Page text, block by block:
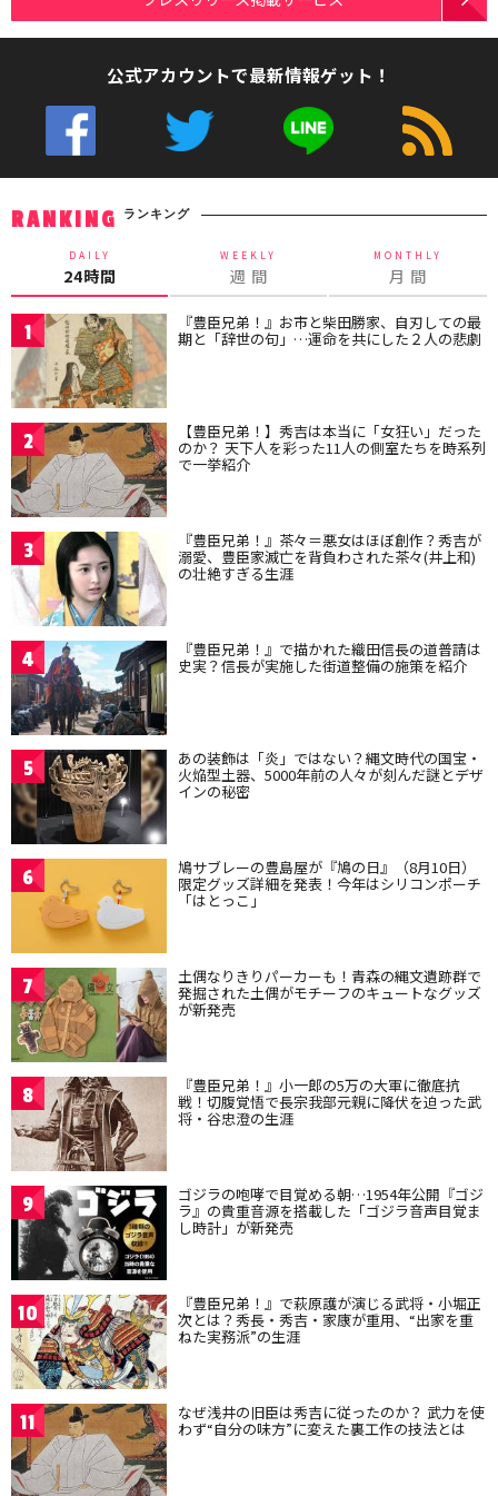
公式アカウントで最新情報ゲット！
RANKING ランキング
DAILY
24時間
WEEKLY
週 間
MONTHLY
月 間
1 『豊臣兄弟！』お市と柴田勝家、自刃しての最
期と「辞世の句」…運命を共にした２人の悲劇
2 【豊臣兄弟！】秀吉は本当に「女狂い」だった
のか？ 天下人を彩った11人の側室たちを時系列
で一挙紹介
3 『豊臣兄弟！』茶々＝悪女はほぼ創作？秀吉が
溺愛、豊臣家滅亡を背負わされた茶々(井上和)
の壮絶すぎる生涯
4 『豊臣兄弟！』で描かれた織田信長の道普請は
史実？信長が実施した街道整備の施策を紹介
5 あの装飾は「炎」ではない？縄文時代の国宝・
火焔型土器、5000年前の人々が刻んだ謎とデザ
インの秘密
6 鳩サブレーの豊島屋が『鳩の日』（8月10日）
限定グッズ詳細を発表！今年はシリコンポーチ
「はとっこ」
7 土偶なりきりパーカーも！青森の縄文遺跡群で
発掘された土偶がモチーフのキュートなグッズ
が新発売
8 『豊臣兄弟！』小一郎の5万の大軍に徹底抗
戦！切腹覚悟で長宗我部元親に降伏を迫った武
将・谷忠澄の生涯
9 ゴジラの咆哮で目覚める朝…1954年公開『ゴジ
ラ』の貴重音源を搭載した「ゴジラ音声目覚ま
し時計」が新発売
10 『豊臣兄弟！』で萩原護が演じる武将・小堀正
次とは？秀長・秀吉・家康が重用、“出家を重
ねた実務派”の生涯
11 なぜ浅井の旧臣は秀吉に従ったのか？ 武力を使
わず“自分の味方”に変えた裏工作の技法とは